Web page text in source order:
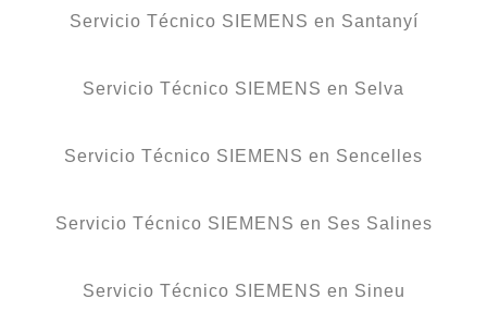
Servicio Técnico SIEMENS en Santanyí
Servicio Técnico SIEMENS en Selva
Servicio Técnico SIEMENS en Sencelles
Servicio Técnico SIEMENS en Ses Salines
Servicio Técnico SIEMENS en Sineu